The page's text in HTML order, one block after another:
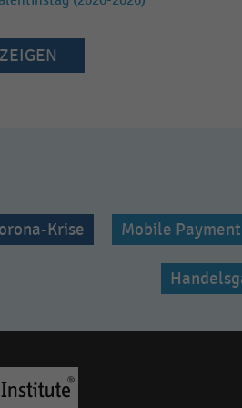
Krise Mobile Payment